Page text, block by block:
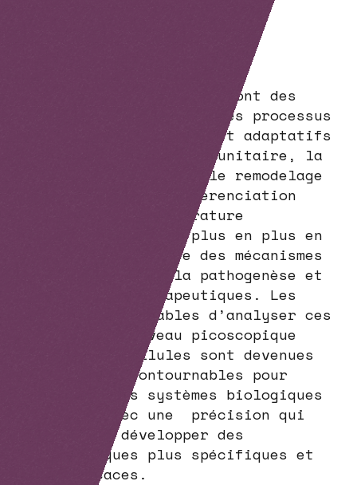
Les molécules sécrétées sont des
régulateurs essentiels des processus
biologiques dynamiques et adaptatifs
tels que la réponse immunitaire, la
migration cellulaire, le remodelage
tissulaire et la différenciation
cellulaire. La littérature
scientifique met de plus en plus en
lumière l’importance des mécanismes
de sécrétion dans la pathogenèse et
les réponses thérapeutiques. Les
technologies capables d’analyser ces
molécules au niveau picoscopique
d’une seule cellules sont devenues
des outils incontournables pour
comprendre les systèmes biologiques
complexes avec une précision qui
permette de développer des
thérapeutiques plus spécifiques et
plus efficaces.